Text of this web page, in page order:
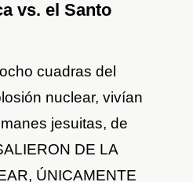
vs. el Santo
cuadras del
nuclear, vivían
jesuitas, de
DE LA
ÚNICAMENTE